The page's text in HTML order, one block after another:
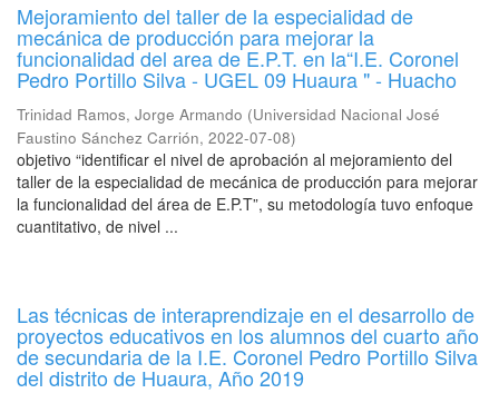
Mejoramiento del taller de la especialidad de
mecánica de producción para mejorar la
funcionalidad del area de E.P.T. en la“I.E. Coronel
Pedro Portillo Silva - UGEL 09 Huaura " - Huacho
Trinidad Ramos, Jorge Armando (Universidad Nacional José
Faustino Sánchez Carrión, 2022-07-08)
objetivo “identificar el nivel de aprobación al mejoramiento del
taller de la especialidad de mecánica de producción para mejorar
la funcionalidad del área de E.P.T”, su metodología tuvo enfoque
cuantitativo, de nivel ...
Las técnicas de interaprendizaje en el desarrollo de
proyectos educativos en los alumnos del cuarto año
de secundaria de la I.E. Coronel Pedro Portillo Silva
del distrito de Huaura, Año 2019